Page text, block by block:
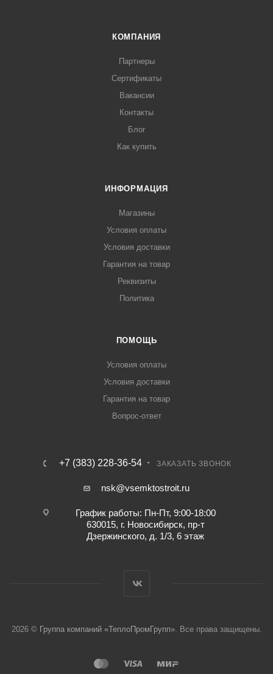
КОМПАНИЯ
Партнеры
Сертификаты
Вакансии
Контакты
Блог
Как купить
ИНФОРМАЦИЯ
Магазины
Условия оплаты
Условия доставки
Гарантия на товар
Реквизиты
Политика
ПОМОЩЬ
Условия оплаты
Условия доставки
Гарантия на товар
Вопрос-ответ
+7 (383) 228-36-54 ЗАКАЗАТЬ ЗВОНОК
nsk@vsemktostroit.ru
График работы: Пн-Пт, 9:00-18:00
630015, г. Новосибирск, пр-т
Дзержинского, д. 1/3, 6 этаж
2026 © Группа компаний «ТеплоПромГрупп». Все права защищены.